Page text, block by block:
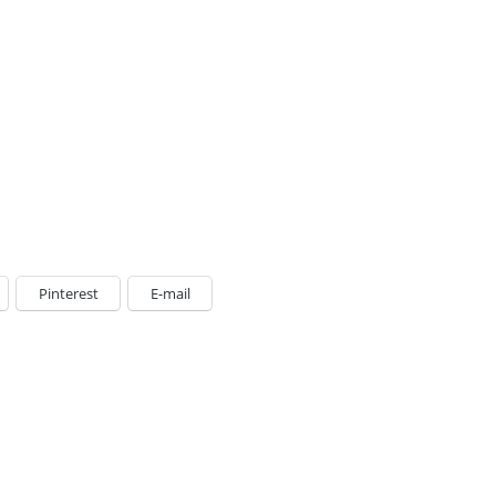
Pinterest E-mail